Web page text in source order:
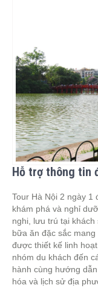
Hỗ trợ thông tin
Tour Hà Nội 2 ngày 1
khám phá và nghỉ
nghi, lưu trú tại
bữa ăn đặc sắc
được thiết kế linh
nhóm du khách đến
hành cùng hướng
hóa và lịch sử địa